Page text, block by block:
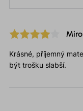
Krásné, příjemný
být trošku slabší.